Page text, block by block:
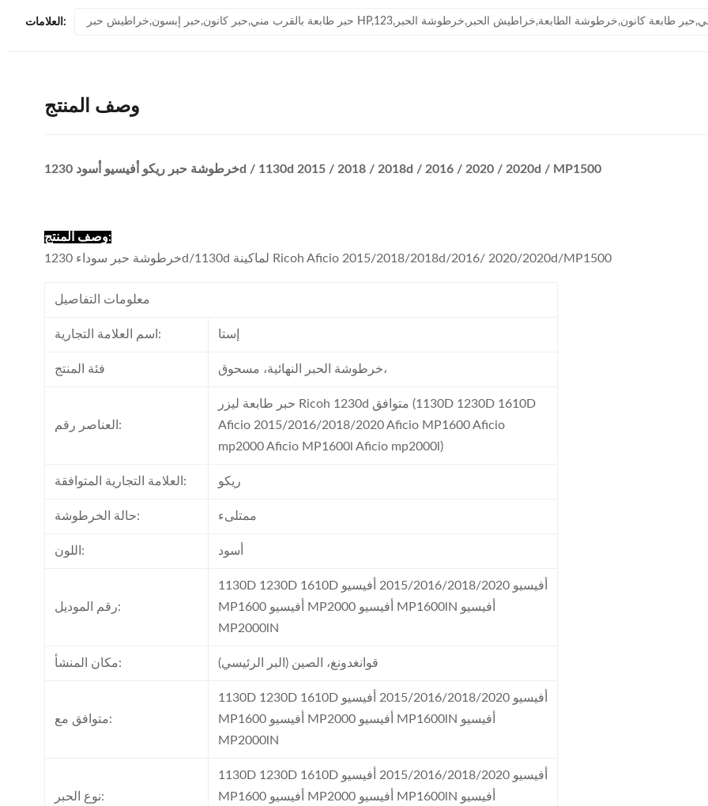
العلامات:
وصف المنتج
خرطوشة حبر ريكو أفيسيو أسود 1230d / 1130d 2015 / 2018 / 2018d / 2016 / 2020 / 2020d / MP1500
وصف المنتج:
خرطوشة حبر سوداء 1230d/1130d لماكينة Ricoh Aficio 2015/2018/2018d/2016/ 2020/2020d/MP1500
معلومات التفاصيل
اسم العلامة التجارية: إستا
فئة المنتج خرطوشة الحبر النهائية، مسحوق،
العناصر رقم:
حبر طابعة ليزر Ricoh 1230d متوافق (1130D 1230D 1610D
Aficio 2015/2016/2018/2020 Aficio MP1600 Aficio
mp2000 Aficio MP1600l Aficio mp2000l)
العلامة التجارية المتوافقة: ريكو
حالة الخرطوشة: ممتلىء
اللون: أسود
رقم الموديل:
1130D 1230D 1610D أفيسيو 2015/2016/2018/2020 أفيسيو
MP1600 أفيسيو MP2000 أفيسيو MP1600lN أفيسيو
MP2000lN
مكان المنشأ: قوانغدونغ، الصين (البر الرئيسي)
متوافق مع:
1130D 1230D 1610D أفيسيو 2015/2016/2018/2020 أفيسيو
MP1600 أفيسيو MP2000 أفيسيو MP1600lN أفيسيو
MP2000lN
نوع الحبر:
1130D 1230D 1610D أفيسيو 2015/2016/2018/2020 أفيسيو
MP1600 أفيسيو MP2000 أفيسيو MP1600lN أفيسيو